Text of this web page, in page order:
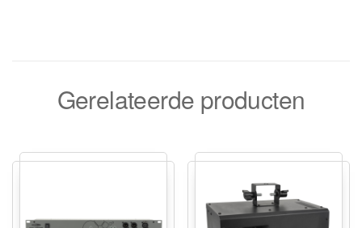
Gerelateerde producten